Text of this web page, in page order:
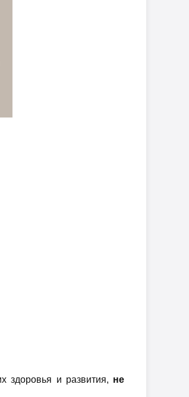
здоровья и развития, не